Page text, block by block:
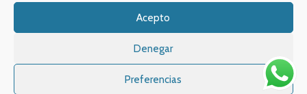
Acepto
Denegar
Preferencias